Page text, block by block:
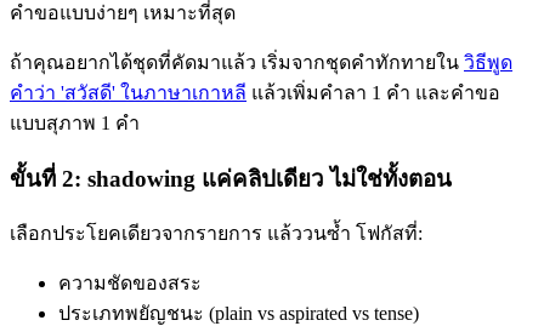
คำขอแบบง่ายๆ เหมาะที่สุด
ถ้าคุณอยากได้ชุดที่คัดมาแล้ว เริ่มจากชุดคำทักทายใน วิธีพูด
คำว่า 'สวัสดี' ในภาษาเกาหลี แล้วเพิ่มคำลา 1 คำ และคำขอ
แบบสุภาพ 1 คำ
ขั้นที่ 2: shadowing แค่คลิปเดียว ไม่ใช่ทั้งตอน
เลือกประโยคเดียวจากรายการ แล้ววนซ้ำ โฟกัสที่:
ความชัดของสระ
ประเภทพยัญชนะ (plain vs aspirated vs tense)